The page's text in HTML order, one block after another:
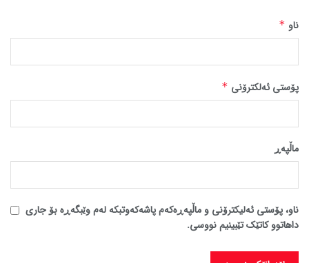
ناو *
پۆستی ئەلکترۆنی *
ماڵپه‌ڕ
ناو، پۆستی ئەلیکترۆنی و ماڵپەڕەکەم پاشەکەوتبکە لەم وێبگەڕە بۆ جاری
داهاتوو کاتێک تێبینیم نووسی.